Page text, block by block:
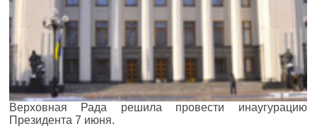
Верховная Рада решила провести инаугурацию
Президента 7 июня.